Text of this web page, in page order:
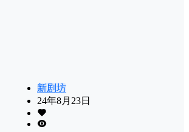
新剧坊
24年8月23日